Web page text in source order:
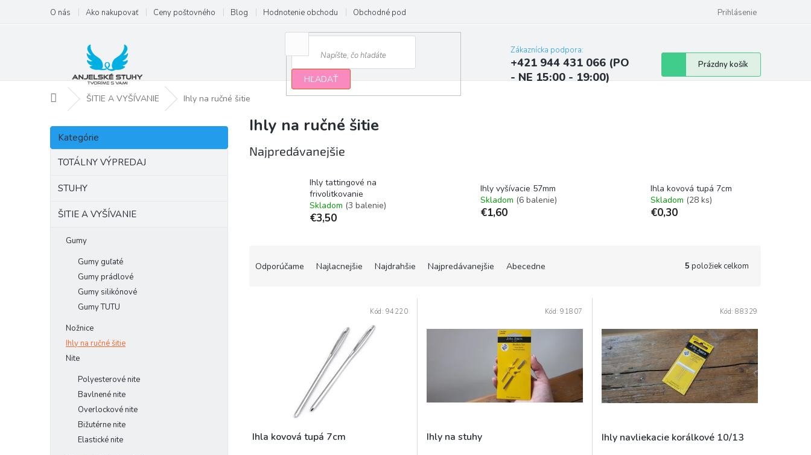
obsah
O nás Ako nakupovať Ceny poštovného Blog Hodnotenie obchodu Obchodné podmienky Najčastejšie otázky a odpovede
Prihlásenie
HĽADAŤ
Zákaznícka podpora:
+421 944 431 066 (PO
- NE 15:00 - 19:00)
Nákupný
košík
Prázdny košík
DomovŠITIE A VYŠÍVANIE Ihly na ručné šitie
B
č
Preskočiť
kategórie
Kategórie
TOTÁLNY VÝPREDAJ
STUHY
ŠITIE A VYŠÍVANIE
Gumy
Gumy guľaté
Gumy prádlové
Gumy silikónové
Gumy TUTU
Nožnice
Ihly na ručné šitie
Nite
Polyesterové nite
Bavlnené nite
Overlockové nite
Bižutérne nite
Elastické nite
Ihly na ručné šitie
Najpredávanejšie
Ihly tattingové na
frivolitkovanie
Skladom (3 balenie)
€3,50
Ihly vyšívacie 57mm
Skladom (6 balenie)
€1,60
Ihla kovová tupá 7cm
Skladom (28 ks)
€0,30
o
Odporúčame Najlacnejšie Najdrahšie Najpredávanejšie Abecedne 5 položiek celkom
kIhla kovová tupá 7cm
Kód: 94220
Ihly na stuhy
Kód:91807
Ihly navliekacie korálkové 10/13
Kód:88329